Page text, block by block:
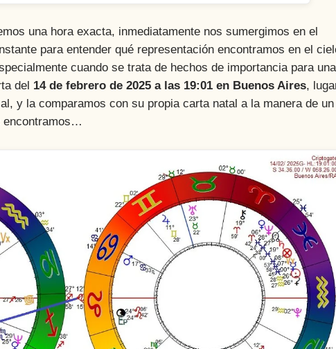
una hora exacta, inmediatamente nos sumergimos en el
para entender qué representación encontramos en el
cuando se trata de hechos de importancia para una
del 14 de febrero de 2025 a las 19:01 en Buenos Aires,
y la comparamos con su propia carta natal a la manera de un
encontramos…